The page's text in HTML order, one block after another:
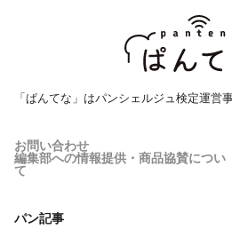
「ぱんてな」はパンシェルジュ検定運営
お問い合わせ
編集部への情報提供・商品協賛につい
て
パン記事